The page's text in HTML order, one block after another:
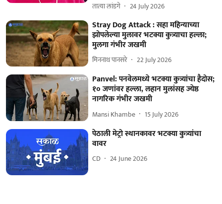
तात्या लांडगे 24 July 2026
Stray Dog Attack : सहा महिन्याच्या
झोपलेल्या मुलावर भटक्या कुत्र्याचा हल्ला;
मुलगा गंभीर जखमी
मिननाथ पानसरे 22 July 2026
Panvel: पनवेलमध्ये भटक्या कुत्र्यांचा हैदोस;
१० जणांवर हल्ला, लहान मुलांसह ज्येष्ठ
नागरिक गंभीर जखमी
Mansi Khambe 15 July 2026
पेठाली मेट्रो स्थानकावर भटक्या कुत्र्यांचा
वावर
CD 24 June 2026